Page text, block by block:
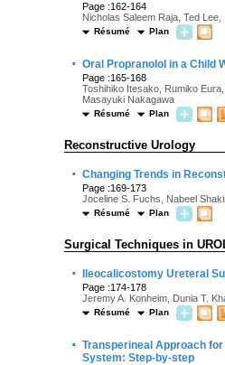
Page :162-164
Nicholas Saleem Raja, Ted
Résumé Plan
· Oral Propranolol in a Child
Page :165-168
Toshihiko Itesako, Rumiko
Masayuki Nakagawa
Résumé Plan
Reconstructive Urology
· Changing Trends in
Page :169-173
Joceline S. Fuchs, Nabeel
Résumé Plan
Surgical Techniques in
· Ileocalicostomy Ureteral
Page :174-178
Jeremy A. Konheim, Dunia T.
Résumé Plan
· Transperineal Approach
System: Step-by-step